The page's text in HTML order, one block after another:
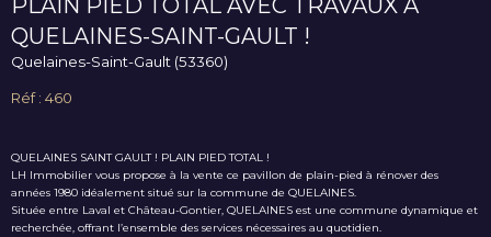
PLAIN PIED TOTAL AVEC TRAVAUX A
QUELAINES-SAINT-GAULT !
Quelaines-Saint-Gault (53360)
Réf : 460
QUELAINES SAINT GAULT ! PLAIN PIED TOTAL !
LH Immobilier vous propose à la vente ce pavillon de plain-pied à rénover des
années 1980 idéalement situé sur la commune de QUELAINES.
Située entre Laval et Château-Gontier, QUELAINES est une commune dynamique et
recherchée, offrant l’ensemble des services nécessaires au quotidien.